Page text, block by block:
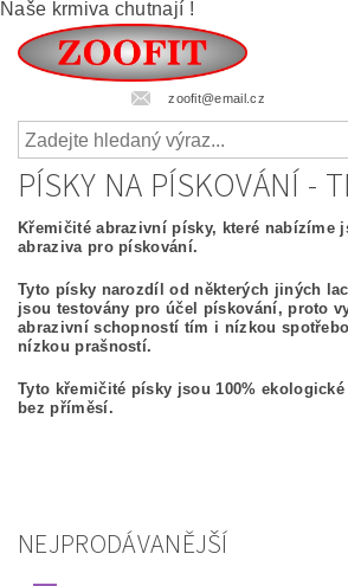
Naše krmiva chutnají !
zoofit@email.cz
PÍSKY NA PÍSKOVÁNÍ -
Křemičité abrazivní písky, které nabízíme
abraziva pro pískování.
Tyto písky narozdíl od některých jiných
jsou testovány pro účel pískování, proto
abrazivní schopností tím i nízkou
nízkou prašností.
Tyto křemičité písky jsou 100%
bez příměsí.
NEJPRODÁVANĚJŠÍ